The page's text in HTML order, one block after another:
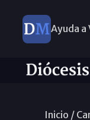
Ayuda a
Inicio /